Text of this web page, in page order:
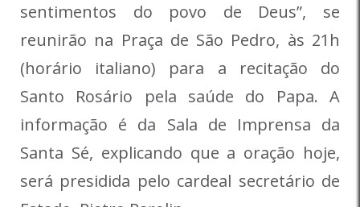
sentimentos do povo de Deus”, se
reunirão na Praça de São Pedro, às 21h
(horário italiano) para a recitação do
Santo Rosário pela saúde do Papa. A
informação é da Sala de Imprensa da
Santa Sé, explicando que a oração hoje,
será presidida pelo cardeal secretário de